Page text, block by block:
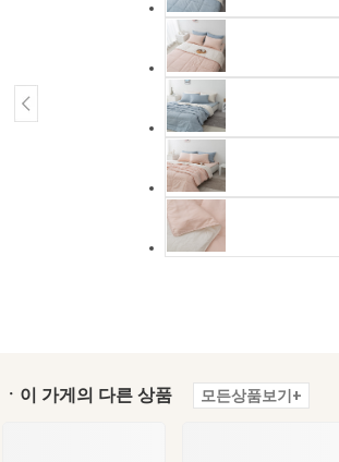
ㆍ이 가게의 다른 상품 모든상품보기+